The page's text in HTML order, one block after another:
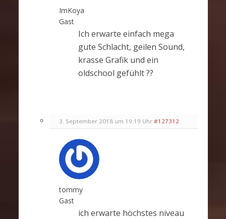
ImKoya
Gast
Ich erwarte einfach mega
gute Schlacht, geilen Sound,
krasse Grafik und ein
oldschool gefühlt ??
3. September 2018 um 19:19 Uhr #127312
tommy
Gast
ich erwarte höchstes niveau